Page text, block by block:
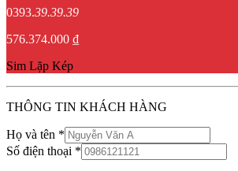
0393.39.39.39
576.374.000 ₫
Sim Lặp Kép
THÔNG TIN KHÁCH HÀNG
Họ và tên *
Số điện thoại *